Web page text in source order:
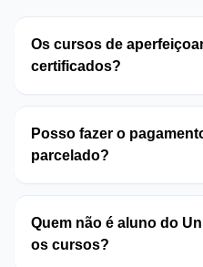
Os cursos de
certificados?
Posso fazer o
parcelado?
Quem não é aluno do
os cursos?